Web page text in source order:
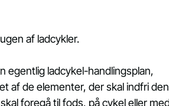
af ladcykler.
egentlig ladcykel-handlingsplan,
af de elementer, der skal indfri
foregå til fods, på cykel eller